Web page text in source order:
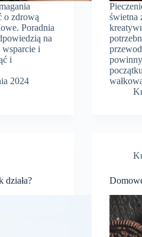
o zdrową
Poradnia
na
i
i
2024
świetna
działa?